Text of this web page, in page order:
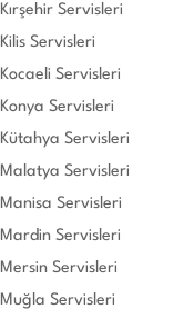
Kırşehir Servisleri
Kilis Servisleri
Kocaeli Servisleri
Konya Servisleri
Kütahya Servisleri
Malatya Servisleri
Manisa Servisleri
Mardin Servisleri
Mersin Servisleri
Muğla Servisleri